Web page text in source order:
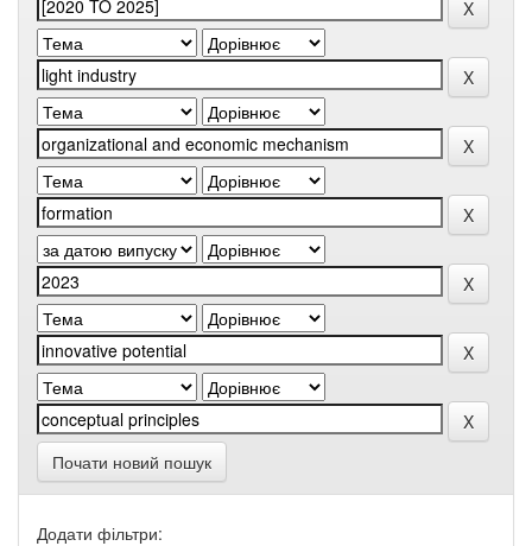
Почати новий пошук
Додати фільтри: